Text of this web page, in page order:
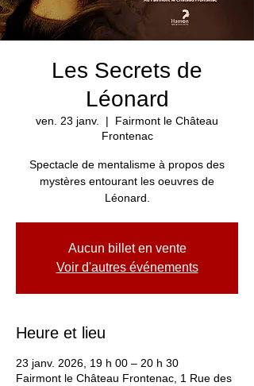
Les Secrets de
Léonard
ven. 23 janv.
  |
Fairmont le Château
Frontenac
Spectacle de mentalisme à propos des
mystères entourant les oeuvres de
Léonard.
Aucun billet en vente
Voir d'autres événements
Heure et lieu
23 janv. 2026, 19 h 00 – 20 h 30
Fairmont le Château Frontenac, 1 Rue des